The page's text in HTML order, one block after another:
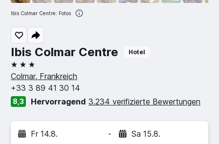
Ibis Colmar Centre Hotel
3 Sterne
Colmar, Frankreich
+33 3 89 41 30 14
8,3 Hervorragend 3.234 verifizierte Bewertungen
Fr 14.8. - Sa 15.8.
Ibis Colmar Centre: Fotos